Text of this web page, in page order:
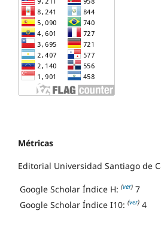
Métricas
Editorial Universidad Santiago de
Google Scholar Índice H: (ver) 7
Google Scholar Índice I10: (ver) 4